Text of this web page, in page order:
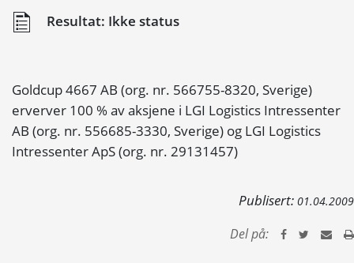
Resultat: Ikke status
Goldcup 4667 AB (org. nr. 566755-8320, Sverige)
erverver 100 % av aksjene i LGI Logistics Intressenter
AB (org. nr. 556685-3330, Sverige) og LGI Logistics
Intressenter ApS (org. nr. 29131457)
Publisert: 01.04.2009
Del på: